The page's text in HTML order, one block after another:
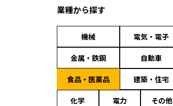
業種から探す
機械 電気・電子
金属・鉄鋼 自動車
食品・医薬品 建築・住宅
化学 電力 その他